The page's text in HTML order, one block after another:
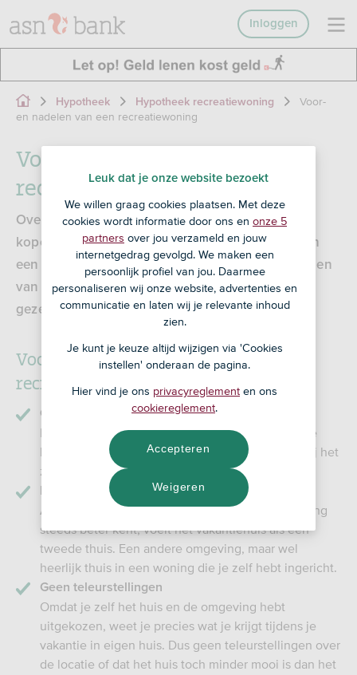
Inloggen
Hypotheek Hypotheek recreatiewoning
Voor-
en nadelen van een recreatiewoning
Voor- en nadelen van een
recreatiewoning
Overweeg je een vakantiehuis in Nederland te
kopen? Of twijfel je of een recreatiewoning kopen
een goede keus is? Wij hebben de voor- en nadelen
van een eigen vakantiewoning voor je op een rij
gezet.
Voordelen en nadelen van een
recreatiewoning
Op vakantie wanneer je wilt
Een eigen vakantiehuis betekent dat je er naartoe
kunt wanneer je dat wilt. Dus geen stress meer bij het
zoeken naar een geschikt én beschikbaar huis.
Een tweede thuis
Als je vaker in je vakantiehuis bent en de omgeving
steeds beter kent, voelt het vakantiehuis als een
tweede thuis. Een andere omgeving, maar wel
heerlijk thuis in een woning die je zelf hebt ingericht.
Geen teleurstellingen
Omdat je zelf het huis en de omgeving hebt
uitgekozen, weet je precies wat je krijgt tijdens je
vakantie in eigen huis. Dus geen teleurstellingen over
de locatie of dat het huis toch minder mooi is dan het
Leuk dat je onze website bezoekt
We willen graag cookies plaatsen. Met deze
cookies wordt informatie door ons en onze 5
partners over jou verzameld en jouw
internetgedrag gevolgd. We maken een
persoonlijk profiel van jou. Daarmee
personaliseren wij onze website, advertenties en
communicatie en laten wij je relevante inhoud
zien.
Je kunt je keuze altijd wijzigen via 'Cookies
instellen' onderaan de pagina.
Hier vind je ons privacyreglement en ons
cookiereglement.
Weigeren
Accepteren